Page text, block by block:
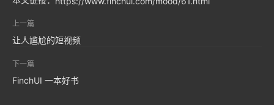
上一篇
让人尴尬的短视频
下一篇
FinchUI 一本好书